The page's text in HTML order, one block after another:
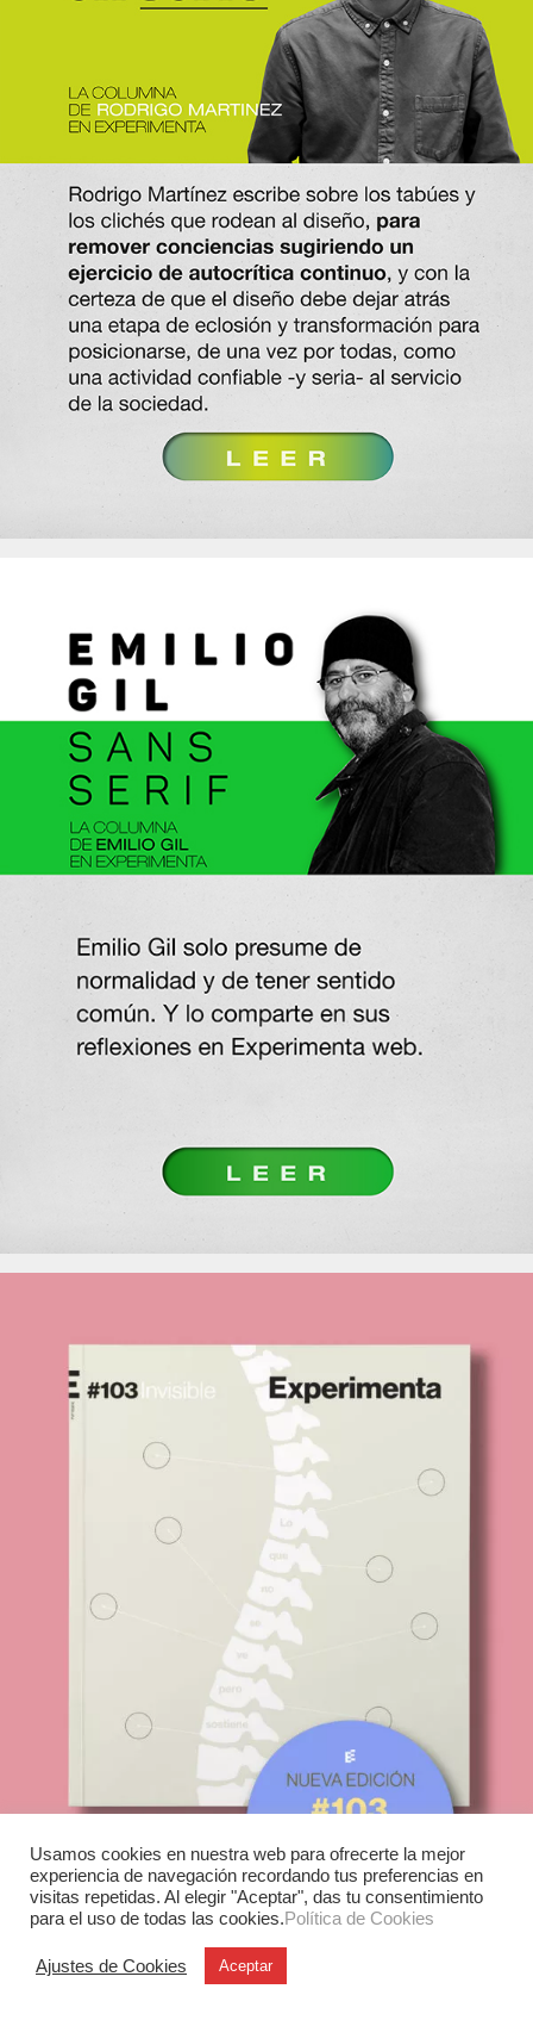
Usamos cookies en nuestra web para ofrecerte la mejor
experiencia de navegación recordando tus preferencias en
visitas repetidas. Al elegir "Aceptar", das tu consentimiento
para el uso de todas las cookies.Política de Cookies
Ajustes de Cookies Aceptar